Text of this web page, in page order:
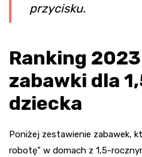
przycisku.
Ranking
zabawki dla
dziecka
Poniżej zestawienie zabawek,
robotę” w domach z 1,5-